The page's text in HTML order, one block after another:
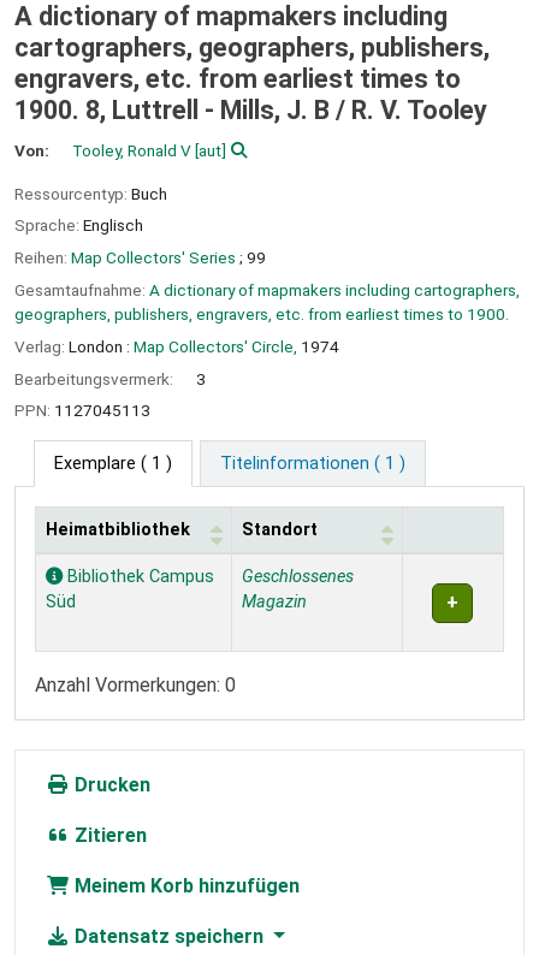
A dictionary of mapmakers including
cartographers, geographers, publishers,
engravers, etc. from earliest times to
1900. 8, Luttrell - Mills, J. B / R. V. Tooley
Von: Tooley, Ronald V[aut]
Ressourcentyp: Buch
Sprache: Englisch
Reihen: Map Collectors' Series ; 99
Gesamtaufnahme: A dictionary of mapmakers including cartographers,
geographers, publishers, engravers, etc. from earliest times to 1900.
Verlag: London : Map Collectors' Circle, 1974
Bearbeitungsvermerk:
3
PPN: 1127045113
Exemplare ( 1 ) Titelinformationen ( 1 )
Exemplare
Heimatbibliothek Standort
Bibliothek Campus
Süd
Geschlossenes
Magazin
Anzahl Vormerkungen: 0
Drucken
Zitieren
Meinem Korb hinzufügen
Datensatz speichern